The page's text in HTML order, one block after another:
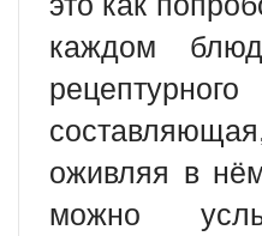
каждом
оживляя в
можно